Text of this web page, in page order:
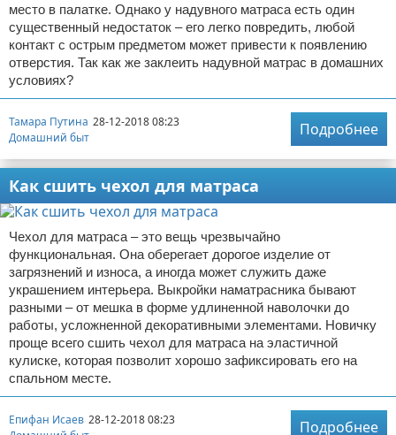
место в палатке. Однако у надувного матраса есть один
существенный недостаток – его легко повредить, любой
контакт с острым предметом может привести к появлению
отверстия. Так как же заклеить надувной матрас в домашних
условиях?
Тамара Путина 28-12-2018 08:23
Домашний быт
Подробнее
Как сшить чехол для матраса
Чехол для матраса – это вещь чрезвычайно
функциональная. Она оберегает дорогое изделие от
загрязнений и износа, а иногда может служить даже
украшением интерьера. Выкройки наматрасника бывают
разными – от мешка в форме удлиненной наволочки до
работы, усложненной декоративными элементами. Новичку
проще всего сшить чехол для матраса на эластичной
кулиске, которая позволит хорошо зафиксировать его на
спальном месте.
Епифан Исаев 28-12-2018 08:23
Подробнее